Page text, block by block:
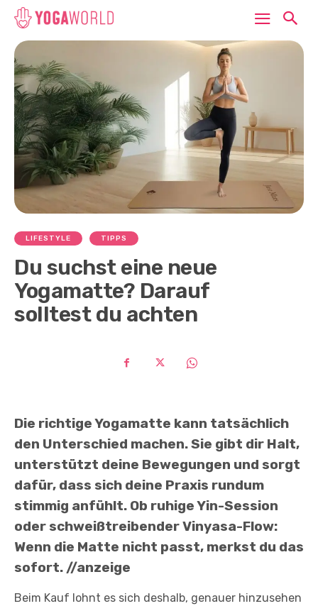
LIFESTYLE TIPPS
Du suchst eine neue
Yogamatte? Darauf
solltest du achten
Die richtige Yogamatte kann tatsächlich
den Unterschied machen. Sie gibt dir Halt,
unterstützt deine Bewegungen und sorgt
dafür, dass sich deine Praxis rundum
stimmig anfühlt. Ob ruhige Yin-Session
oder schweißtreibender Vinyasa-Flow:
Wenn die Matte nicht passt, merkst du das
sofort. //anzeige
Beim Kauf lohnt es sich deshalb, genauer hinzusehen